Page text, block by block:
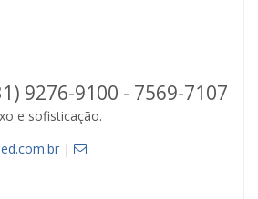
9276-9100 - 7569-7107
e sofisticação.
|